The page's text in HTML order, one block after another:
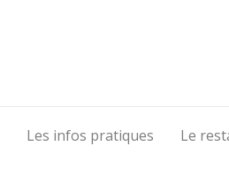
Les infos pratiques Le